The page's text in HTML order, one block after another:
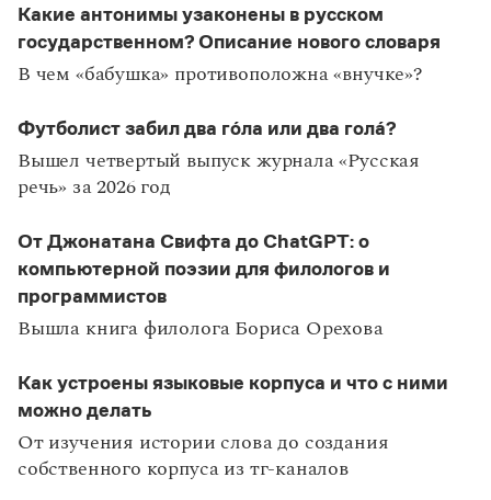
Все книги
Какие антонимы узаконены в русском
государственном? Описание нового словаря
В чем «бабушка» противоположна «внучке»?
Футболист забил два го́ла или два гола́?
Вышел четвертый выпуск журнала «Русская
речь» за 2026 год
От Джонатана Свифта до ChatGPT: о
компьютерной поэзии для филологов и
программистов
Вышла книга филолога Бориса Орехова
Как устроены языковые корпуса и что с ними
можно делать
От изучения истории слова до создания
собственного корпуса из тг-каналов